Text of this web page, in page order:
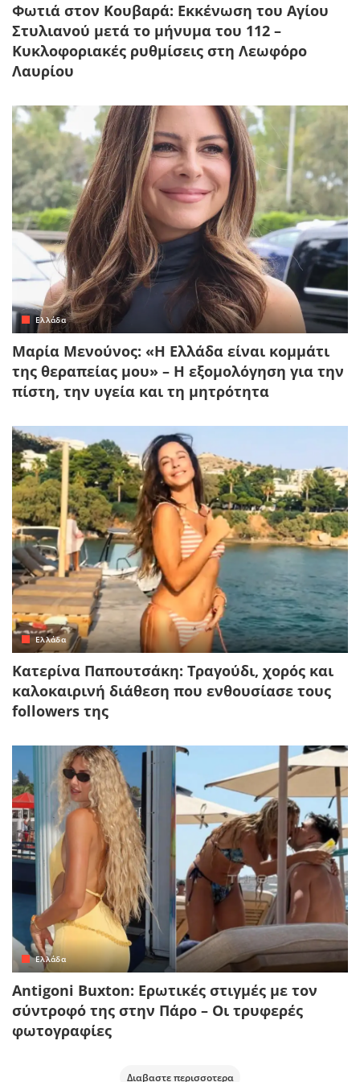
Φωτιά στον Κουβαρά: Εκκένωση του Αγίου
Στυλιανού μετά το μήνυμα του 112 –
Κυκλοφοριακές ρυθμίσεις στη Λεωφόρο
Λαυρίου
Ελλάδα
Μαρία Μενούνος: «Η Ελλάδα είναι κομμάτι
της θεραπείας μου» – Η εξομολόγηση για την
πίστη, την υγεία και τη μητρότητα
Ελλάδα
Κατερίνα Παπουτσάκη: Τραγούδι, χορός και
καλοκαιρινή διάθεση που ενθουσίασε τους
followers της
Ελλάδα
Antigoni Buxton: Ερωτικές στιγμές με τον
σύντροφό της στην Πάρο – Οι τρυφερές
φωτογραφίες
Διαβαστε περισσοτερα